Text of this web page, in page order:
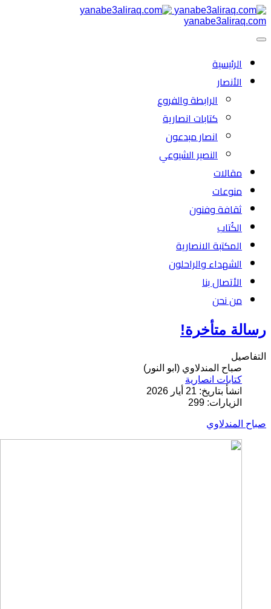
yanabe3aliraq.com
الرئیسية
الأنصار
الرابطة والفروع
كتابات انصارية
انصار مبدعون
النصیر الشیوعي
مقالات
منوعات
ثقافة وفنون
الكُتاب
المكتبة الانصارية
الشهداء والراحلون
الأتصال بنا
من نحن
رسالة متأخرة!
التفاصيل
صباح المندلاوي (ابو النور)
كتابات انصارية
انشأ بتاريخ: 21 أيار 2026
الزيارات: 299
صباح المندلاوي